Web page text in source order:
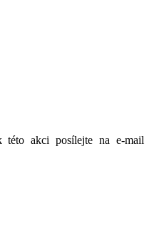
akci posílejte na e-mail